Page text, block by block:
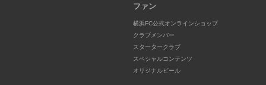
ファン
横浜FC公式オンラインショップ
クラブメンバー
スタータークラブ
スペシャルコンテンツ
オリジナルビール